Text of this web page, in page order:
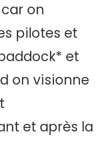
on
pilotes et
et
on visionne
et après la